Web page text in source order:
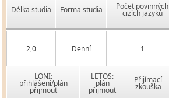
Délka studia Forma studia Počet povinných
cizích jazyků
2,0 Denní 1
LONI:
přihlášení/plán
přijmout
LETOS:
plán
přijmout
Přijímací
zkouška